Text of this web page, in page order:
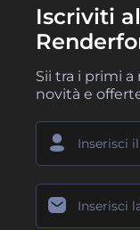
Iscriviti
Sii tra i primi
novità e